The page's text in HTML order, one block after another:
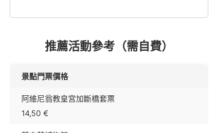
推薦活動參考（需自費）
景點門票價格
阿維尼翁教皇宮加斷橋套票
14,50 €